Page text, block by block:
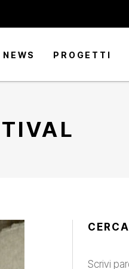
NEWS PROGETTI
CERCA